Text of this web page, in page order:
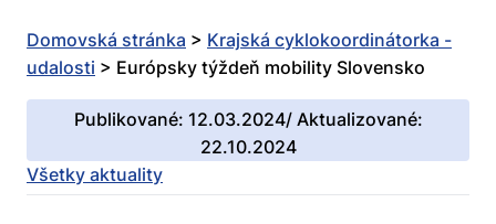
Domovská stránka > Krajská cyklokoordinátorka -
udalosti > Európsky týždeň mobility Slovensko
Publikované: 12.03.2024/ Aktualizované:
22.10.2024
Všetky aktuality